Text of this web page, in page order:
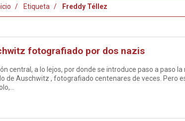
Etiqueta Freddy Téllez
fotografiado por dos nazis
central, a lo lejos, por donde se introduce paso a paso
de Auschwitz , fotografiado centenares de veces. Pero